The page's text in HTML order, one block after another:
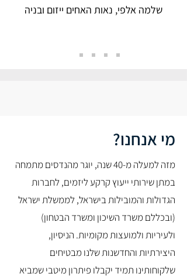
שלמה אלפי, נאות האחים ייזום ובניה
מי אנחנו?
מזה למעלה מ-40 שנה, יוגר מהנדסים מתמחה
במתן שירותי ייעוץ קרקע ליזמים, לחברות
הגדולות והמובילות בישראל, לממשלת ישראל
(ובכללם משרד השיכון ומשרד הבטחון)
ולעיריות ולמועצות מקומיות. הניסיון,
היצירתיות והחדשנות שלנו מבטיחים
שלקוחותינו תמיד יקבלו פיתרון מיטבי שמביא